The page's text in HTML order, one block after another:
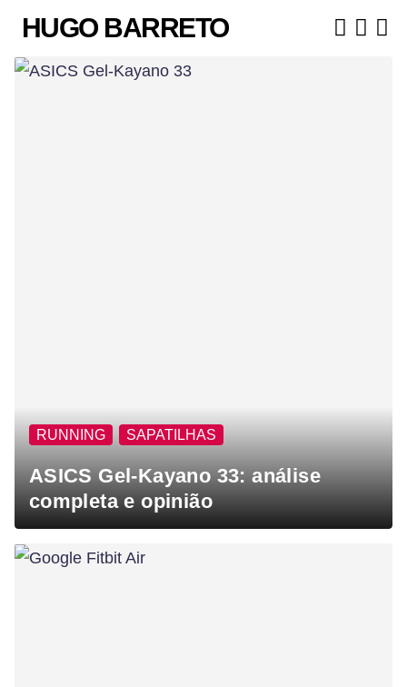
content
HUGO BARRETO
RUNNING SAPATILHAS
ASICS Gel-Kayano 33: análise
completa e opinião